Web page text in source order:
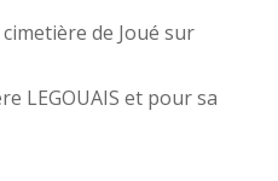
de Joué sur
LEGOUAIS et pour sa